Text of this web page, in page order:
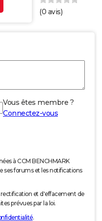
(0 avis)
Vous êtes membre ?
Connectez-vous
à CCM BENCHMARK
ses forums et les notifications
et d'effacement de
prévues par la loi.
.